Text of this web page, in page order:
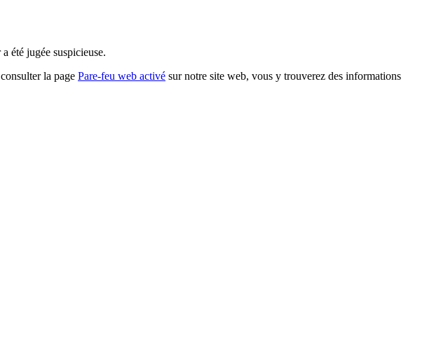
été jugée suspicieuse.
la page Pare-feu web activé sur notre site web, vous y trouverez des informations